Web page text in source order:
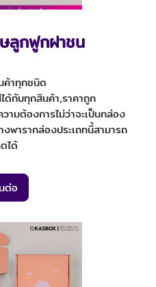
ลูกฟูกฝาชน
ค้าทุกชนิด
ด้กับทุกสินค้า,ราคาถูก
ามต้องการไม่ว่าจะเป็นกล่อง
พารากล่องประเถทนี้สามารถ
ได้
ต่อ